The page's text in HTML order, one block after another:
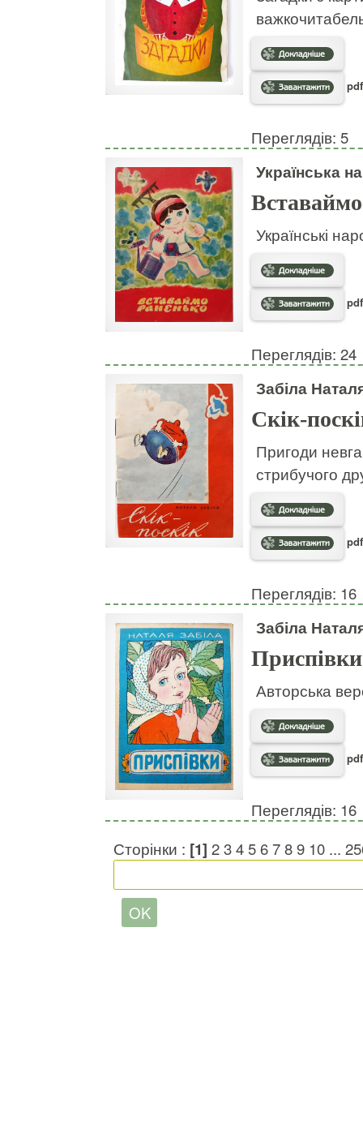
Переглядів: 5
Українська
Українські
Переглядів: 24
Забіла
Скік-
Пригоди
стрибучого
Переглядів: 16
Забіла
Приспівки
Авторська
Переглядів: 16
Сторінки : [1] 23456789 10 ...